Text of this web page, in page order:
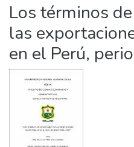
DSpace Statistics
Los términos
las
en el Perú,